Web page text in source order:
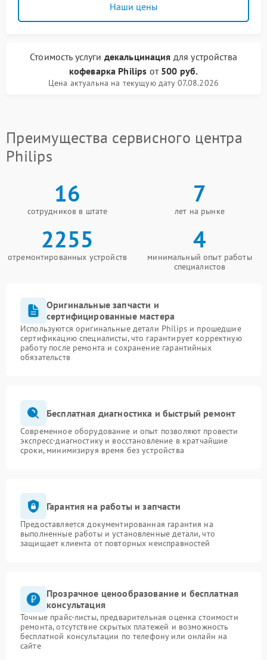
Наши цены
Стоимость услуги декальцинация для устройства
кофеварка Philips от 500 руб.
Цена актуальна на текущую дату 07.08.2026
Преимущества сервисного центра
Philips
16
сотрудников в штате
7
лет на рынке
2255
отремонтированных устройств
4
минимальный опыт работы
специалистов
Оригинальные запчасти и
сертифицированные мастера
Используются оригинальные детали Philips и прошедшие
сертификацию специалисты, что гарантирует корректную
работу после ремонта и сохранение гарантийных
обязательств
Бесплатная диагностика и быстрый ремонт
Современное оборудование и опыт позволяют провести
экспресс-диагностику и восстановление в кратчайшие
сроки, минимизируя время без устройства
Гарантия на работы и запчасти
Предоставляется документированная гарантия на
выполненные работы и установленные детали, что
защищает клиента от повторных неисправностей
Прозрачное ценообразование и бесплатная
консультация
Точные прайс-листы, предварительная оценка стоимости
ремонта, отсутствие скрытых платежей и возможность
бесплатной консультации по телефону или онлайн на
сайте